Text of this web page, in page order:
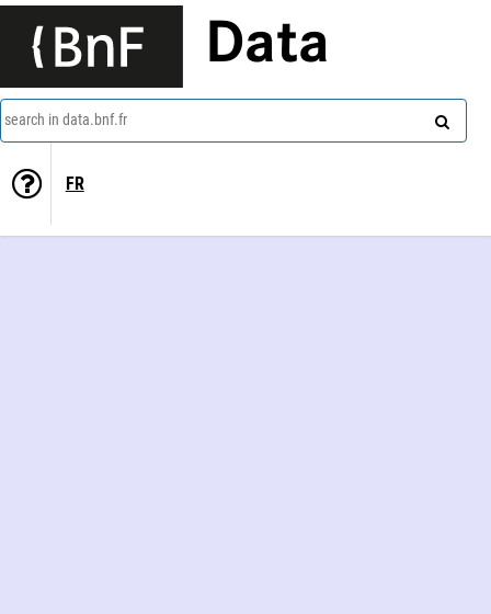
Data
search in data.bnf.fr
FR